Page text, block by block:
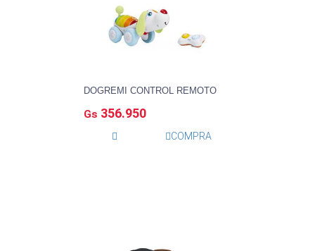
DOGREMI CONTROL REMOTO
Gs 356.950
COMPRA